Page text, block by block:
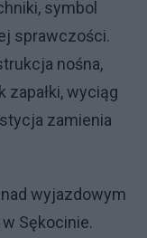
symbol
sprawczości.
nośna,
zapałki, wyciąg
zamienia
nad wyjazdowym
Sękocinie.